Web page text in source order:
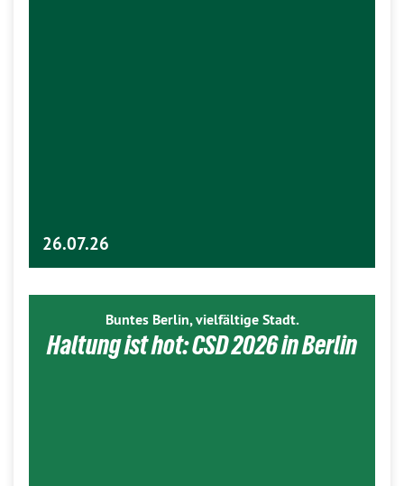
26.07.26
Buntes Berlin, vielfältige Stadt.
Haltung ist hot: CSD 2026 in Berlin